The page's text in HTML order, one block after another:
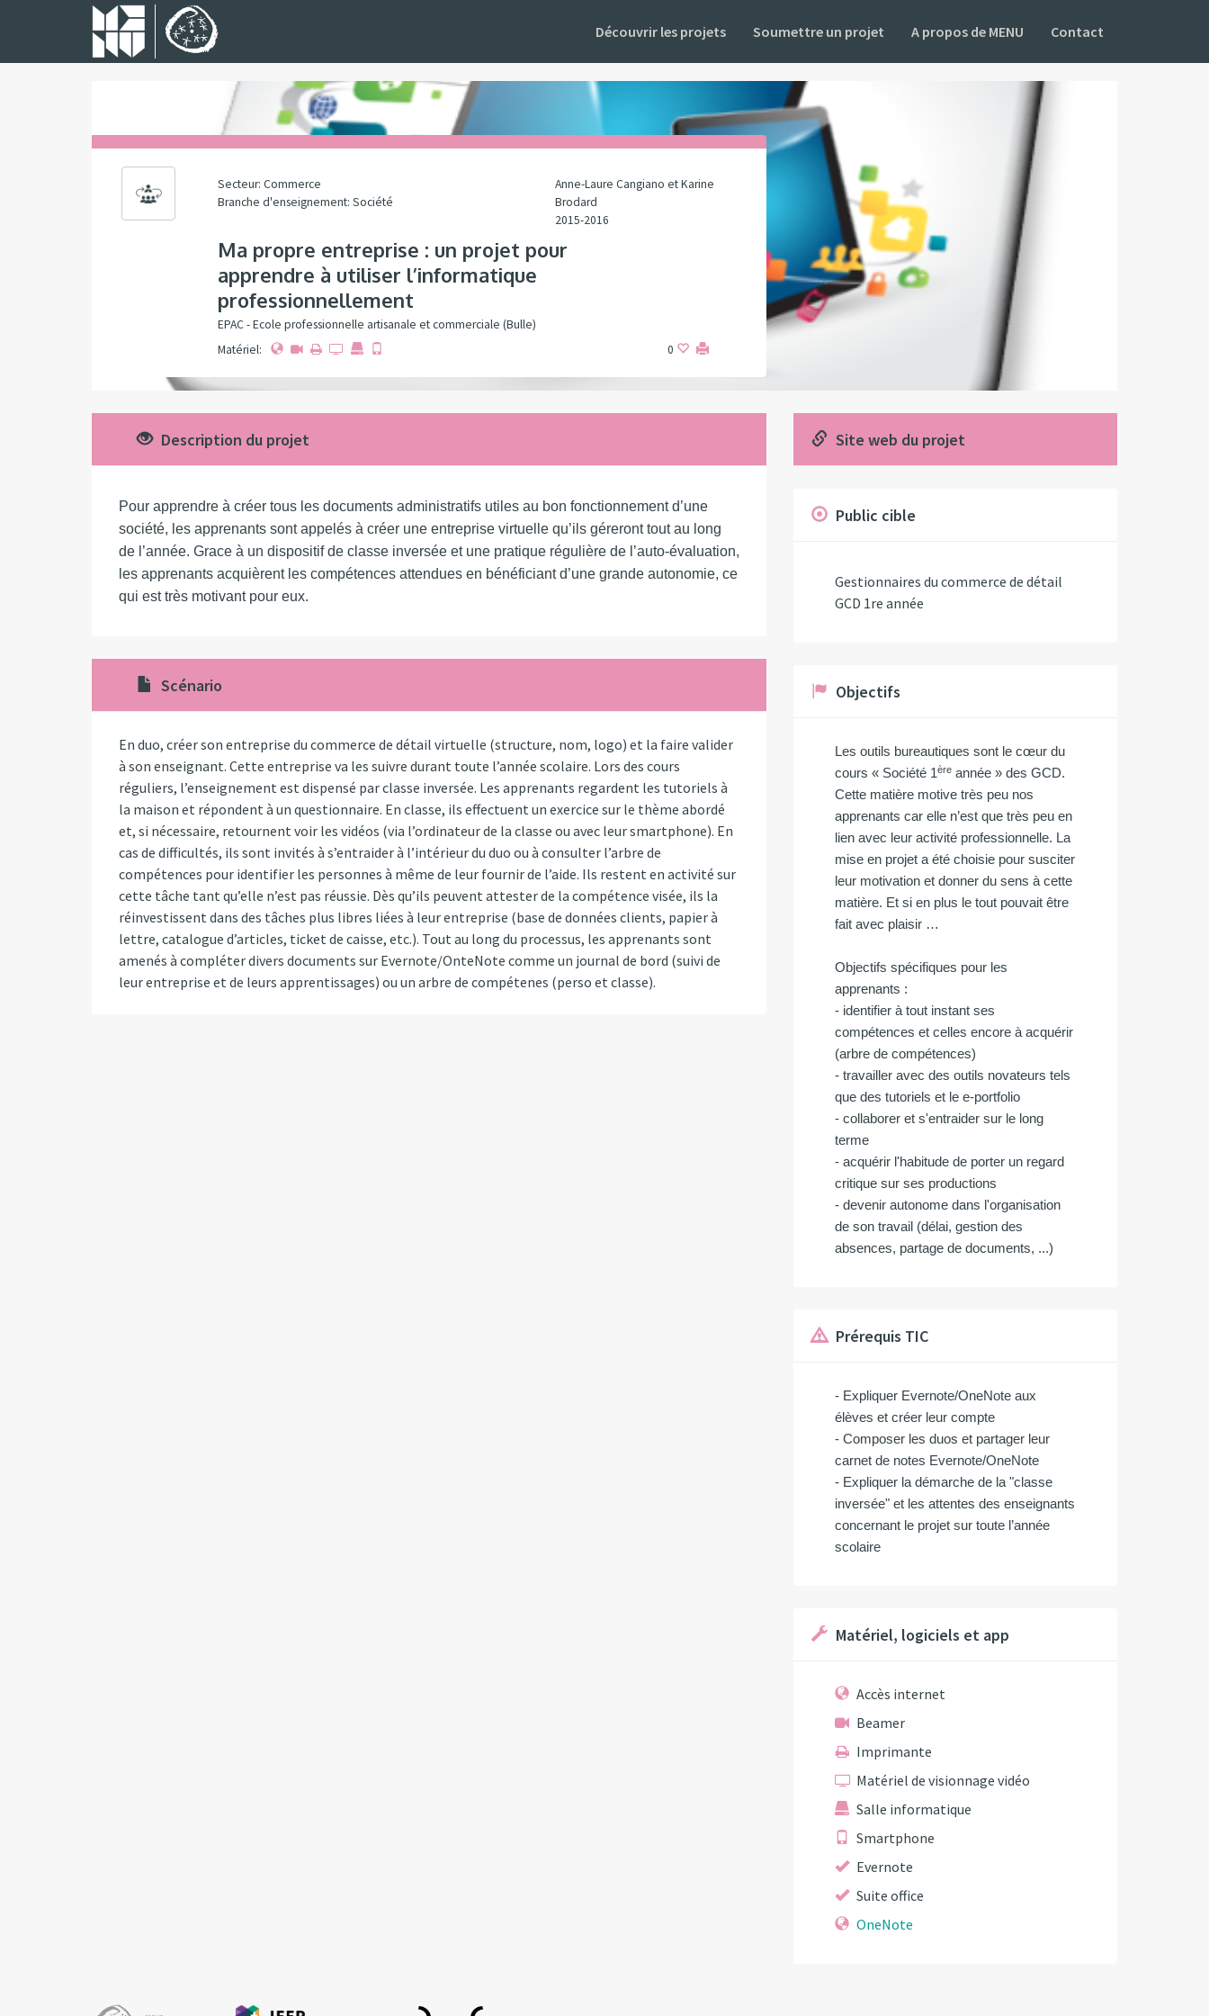
Découvrir les projets Soumettre un projet A propos de MENU Contact
Secteur: Commerce
Branche d'enseignement: Société
Anne-Laure Cangiano et Karine
Brodard
2015-2016
Ma propre entreprise : un projet pour
apprendre à utiliser l’informatique
professionnellement
EPAC - Ecole professionnelle artisanale et commerciale (Bulle)
Matériel:
0
Description du projet
Pour apprendre à créer tous les documents administratifs utiles au bon fonctionnement d’une
société, les apprenants sont appelés à créer une entreprise virtuelle qu’ils géreront tout au long
de l’année. Grace à un dispositif de classe inversée et une pratique régulière de l’auto-évaluation,
les apprenants acquièrent les compétences attendues en bénéficiant d’une grande autonomie, ce
qui est très motivant pour eux.
Scénario
En duo, créer son entreprise du commerce de détail virtuelle (structure, nom, logo) et la faire valider
à son enseignant. Cette entreprise va les suivre durant toute l’année scolaire. Lors des cours
réguliers, l’enseignement est dispensé par classe inversée. Les apprenants regardent les tutoriels à
la maison et répondent à un questionnaire. En classe, ils effectuent un exercice sur le thème abordé
et, si nécessaire, retournent voir les vidéos (via l’ordinateur de la classe ou avec leur smartphone). En
cas de difficultés, ils sont invités à s’entraider à l’intérieur du duo ou à consulter l’arbre de
compétences pour identifier les personnes à même de leur fournir de l’aide. Ils restent en activité sur
cette tâche tant qu’elle n’est pas réussie. Dès qu’ils peuvent attester de la compétence visée, ils la
réinvestissent dans des tâches plus libres liées à leur entreprise (base de données clients, papier à
lettre, catalogue d’articles, ticket de caisse, etc.). Tout au long du processus, les apprenants sont
amenés à compléter divers documents sur Evernote/OnteNote comme un journal de bord (suivi de
leur entreprise et de leurs apprentissages) ou un arbre de compétenes (perso et classe).
Site web du projet
Public cible
Gestionnaires du commerce de détail
GCD 1re année
Objectifs
Les outils bureautiques sont le cœur du
cours « Société 1ère année » des GCD.
Cette matière motive très peu nos
apprenants car elle n’est que très peu en
lien avec leur activité professionnelle. La
mise en projet a été choisie pour susciter
leur motivation et donner du sens à cette
matière. Et si en plus le tout pouvait être
fait avec plaisir …
Objectifs spécifiques pour les
apprenants :
- identifier à tout instant ses
compétences et celles encore à acquérir
(arbre de compétences)
- travailler avec des outils novateurs tels
que des tutoriels et le e-portfolio
- collaborer et s'entraider sur le long
terme
- acquérir l'habitude de porter un regard
critique sur ses productions
- devenir autonome dans l'organisation
de son travail (délai, gestion des
absences, partage de documents, ...)
Prérequis TIC
- Expliquer Evernote/OneNote aux
élèves et créer leur compte
- Composer les duos et partager leur
carnet de notes Evernote/OneNote
- Expliquer la démarche de la "classe
inversée" et les attentes des enseignants
concernant le projet sur toute l’année
scolaire
Matériel, logiciels et app
Accès internet
Beamer
Imprimante
Matériel de visionnage vidéo
Salle informatique
Smartphone
Evernote
Suite office
OneNote